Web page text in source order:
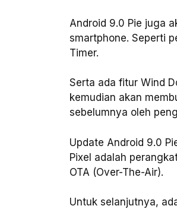
Android 9.0 Pie juga
smartphone. Seperti
Timer.
Serta ada fitur Wind
kemudian akan
sebelumnya oleh
Update Android 9.0
Pixel adalah
OTA (Over-The-Air).
Untuk selanjutnya,